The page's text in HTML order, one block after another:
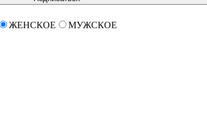
ЖЕНСКОЕ МУЖСКОЕ